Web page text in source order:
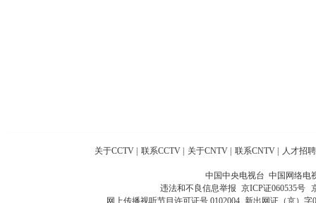
关于CCTV 联系CCTV 关于CNTV 联系CNTV 人才招聘
中国中央电视台 中国网络电
违法和不良信息举报 京ICP证060535号
网上传播视听节目许可证号 0102004 新出网证（京）